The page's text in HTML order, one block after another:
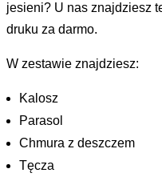
jesieni? U nas znajdziesz
druku za darmo.
W zestawie znajdziesz:
Kalosz
Parasol
Chmura z deszczem
Tęcza